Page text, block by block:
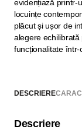
evidențiază printr-
locuințe
plăcut și ușor de
alegere
funcționalitate într-
DESCRIERE
Descriere